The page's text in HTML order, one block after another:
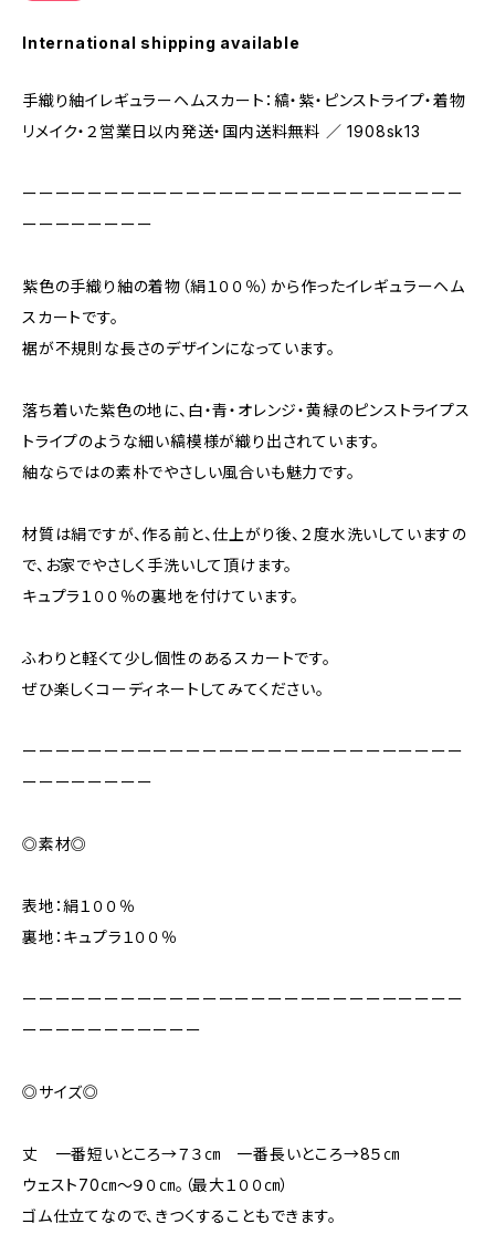
International shipping available
手織り紬イレギュラーヘムスカート：縞・紫・ピンストライプ・着物
リメイク・２営業日以内発送・国内送料無料 ／ 1908sk13
ーーーーーーーーーーーーーーーーーーーーーーーーーーー
ーーーーーーーー
紫色の手織り紬の着物（絹１００％）から作ったイレギュラーヘム
スカートです。
裾が不規則な長さのデザインになっています。
落ち着いた紫色の地に、白・青・オレンジ・黄緑のピンストライプス
トライプのような細い縞模様が織り出されています。
紬ならではの素朴でやさしい風合いも魅力です。
材質は絹ですが、作る前と、仕上がり後、２度水洗いしていますの
で、お家でやさしく手洗いして頂けます。
キュプラ１００％の裏地を付けています。
ふわりと軽くて少し個性のあるスカートです。
ぜひ楽しくコーディネートしてみてください。
ーーーーーーーーーーーーーーーーーーーーーーーーーーー
ーーーーーーーー
◎素材◎
表地：絹１００％
裏地：キュプラ１００％
ーーーーーーーーーーーーーーーーーーーーーーーーーーー
ーーーーーーーーーーー
◎サイズ◎
丈 一番短いところ→７３㎝ 一番長いところ→8５㎝
ウェスト70㎝～９０㎝。（最大１００㎝）
ゴム仕立てなので、きつくすることもできます。